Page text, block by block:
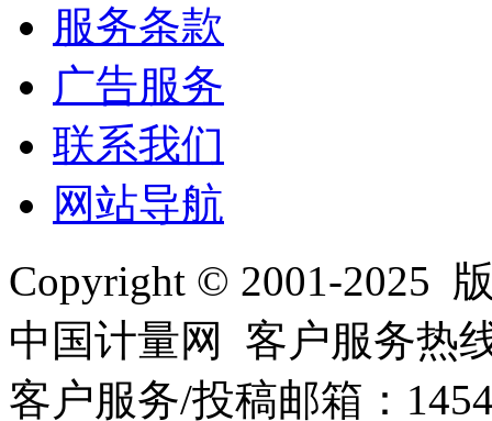
服务条款
广告服务
联系我们
网站导航
Copyright © 2001-2025
中国计量网 客户服务热
客户服务/投稿邮箱：